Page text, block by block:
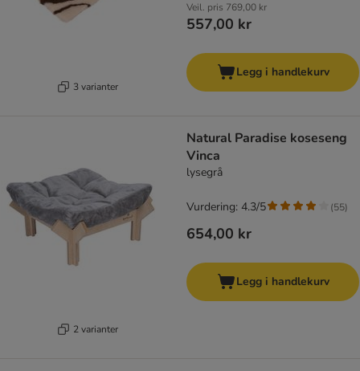
3 varianter
Veil. pris 769,00 kr
557,00 kr
Legg i handlekurv
2 varianter
Natural Paradise koseseng
Vinca
lysegrå
654,00 kr
Vurdering: 4.3/5 (55)
Legg i handlekurv